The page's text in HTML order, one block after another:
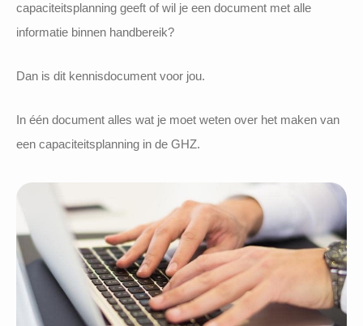
capaciteitsplanning geeft of wil je een document met alle
informatie binnen handbereik?
Dan is dit kennisdocument voor jou.
In één document alles wat je moet weten over het maken van
een capaciteitsplanning in de GHZ.